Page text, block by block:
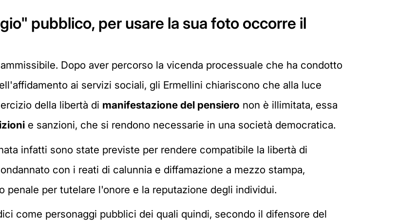
pubblico, per usare la sua foto occorre il
Dopo aver percorso la vicenda processuale che ha condotto
ai servizi sociali, gli Ermellini chiariscono che alla luce
della libertà di manifestazione del pensiero non è illimitata, essa
e sanzioni, che si rendono necessarie in una società democratica.
infatti sono state previste per rendere compatibile la libertà di
con i reati di calunnia e diffamazione a mezzo stampa,
per tutelare l'onore e la reputazione degli individui.
come personaggi pubblici dei quali quindi, secondo il difensore del